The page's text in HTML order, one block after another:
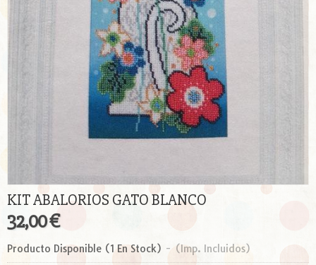
KIT ABALORIOS GATO BLANCO
32,00 €
Producto Disponible (1 En Stock) - (Imp. Incluidos)